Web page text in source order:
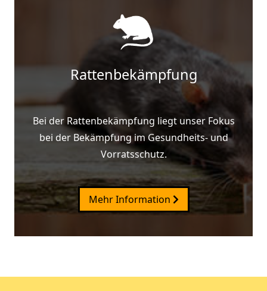
Rattenbekämpfung
Bei der Rattenbekämpfung liegt unser Fokus
bei der Bekämpfung im Gesundheits- und
Vorratsschutz.
Mehr Information